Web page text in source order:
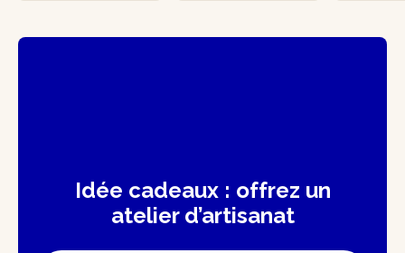
Idée cadeaux : offrez un
atelier d’artisanat